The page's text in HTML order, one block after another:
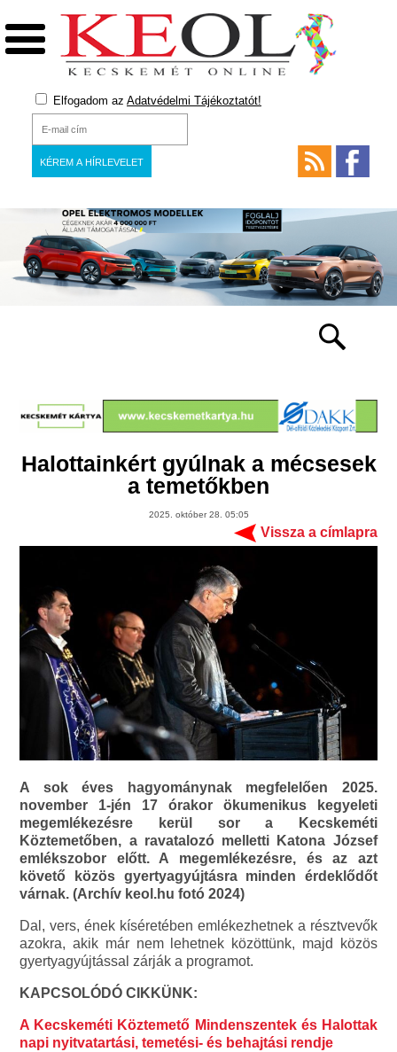
Elfogadom az Adatvédelmi Tájékoztatót!
Halottainkért gyúlnak a mécsesek
a temetőkben
2025. október 28. 05:05
Vissza a címlapra
A sok éves hagyománynak megfelelően 2025.
november 1-jén 17 órakor ökumenikus kegyeleti
megemlékezésre kerül sor a Kecskeméti
Köztemetőben, a ravatalozó melletti Katona József
emlékszobor előtt. A megemlékezésre, és az azt
követő közös gyertyagyújtásra minden érdeklődőt
várnak. (Archív keol.hu fotó 2024)
Dal, vers, ének kíséretében emlékezhetnek a résztvevők
azokra, akik már nem lehetnek közöttünk, majd közös
gyertyagyújtással zárják a programot.
KAPCSOLÓDÓ CIKKÜNK:
A Kecskeméti Köztemető Mindenszentek és Halottak
napi nyitvatartási, temetési- és behajtási rendje